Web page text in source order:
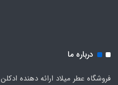
درباره ما
فروشگاه عطر میلاد ارائه دهنده